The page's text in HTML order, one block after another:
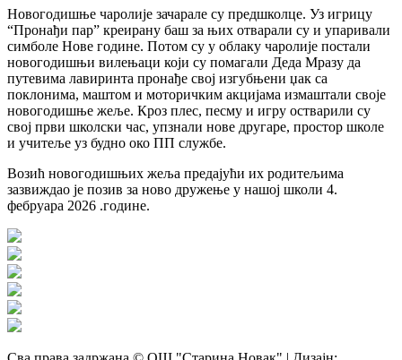
Новогодишње чаролије зачарале су предшколце. Уз игрицу
“Пронађи пар” креирану баш за њих отварали су и упаривали
симболе Нове године. Потом су у облаку чаролије постали
новогодишњи вилењаци који су помагали Деда Мразу да
путевима лавиринта пронађе свој изгубњени џак са
поклонима, маштом и моторичким акцијама измаштали своје
новогодишње жеље. Кроз плес, песму и игру остварили су
свој први школски час, упзнали нове другаре, простор школе
и учитеље уз будно око ПП службе.
Возић новогодишњих жеља предајући их родитељима
зазвиждао је позив за ново дружење у нашој школи 4.
фебруара 2026 .године.